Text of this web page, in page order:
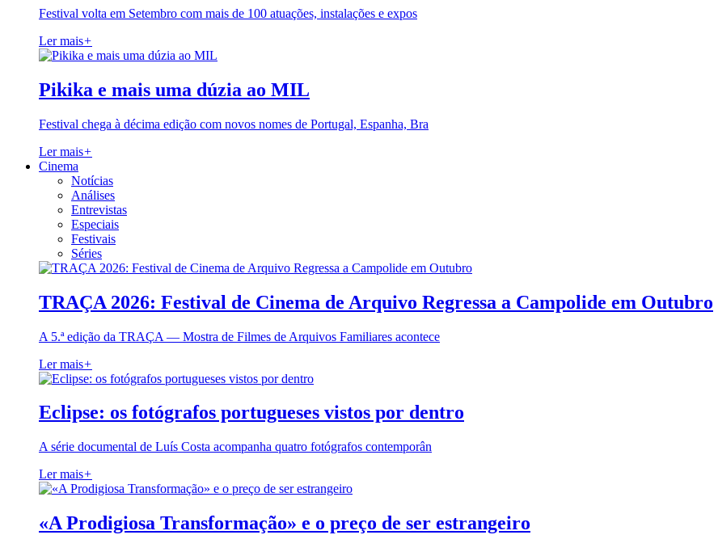
Festival volta em Setembro com mais de 100 atuações, instalações e expos
Ler mais+
Pikika e mais uma dúzia ao MIL
Festival chega à décima edição com novos nomes de Portugal, Espanha, Bra
Ler mais+
Cinema
Notícias
Análises
Entrevistas
Especiais
Festivais
Séries
TRAÇA 2026: Festival de Cinema de Arquivo Regressa a Campolide em Outubro
A 5.ª edição da TRAÇA — Mostra de Filmes de Arquivos Familiares acontece
Ler mais+
Eclipse: os fotógrafos portugueses vistos por dentro
A série documental de Luís Costa acompanha quatro fotógrafos contemporân
Ler mais+
«A Prodigiosa Transformação» e o preço de ser estrangeiro